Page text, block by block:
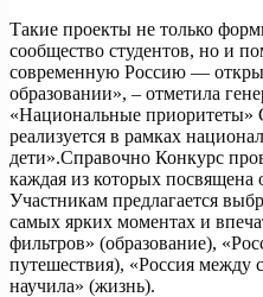
Такие проекты не только
сообщество студентов, но и
современную Россию —
образовании», – отметила
«Национальные
реализуется в рамках
дети».Справочно Конкурс
каждая из которых
Участникам предлагается
самых ярких моментах и
фильтров» (образование),
путешествия), «Россия между
научила» (жизнь).